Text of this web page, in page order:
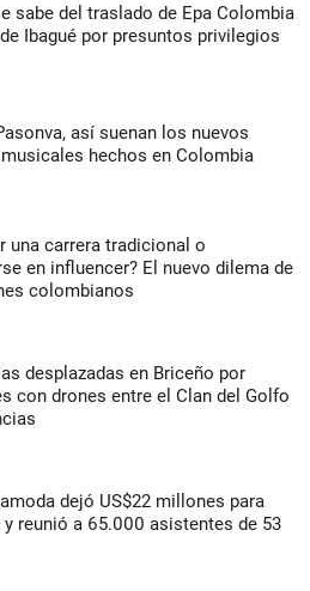
sabe del traslado de Epa Colombia
Ibagué por presuntos privilegios
así suenan los nuevos
hechos en Colombia
una carrera tradicional o
en influencer? El nuevo dilema de
colombianos
desplazadas en Briceño por
con drones entre el Clan del Golfo
dejó US$22 millones para
y reunió a 65.000 asistentes de 53